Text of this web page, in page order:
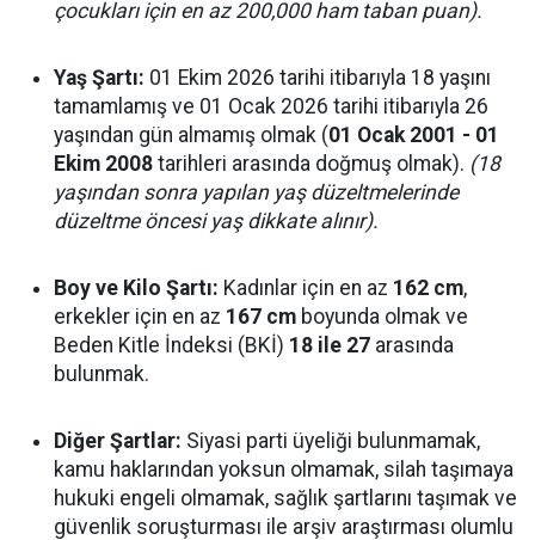
çocukları için en az 200,000 ham taban puan).
Yaş Şartı: 01 Ekim 2026 tarihi itibarıyla 18 yaşını
tamamlamış ve 01 Ocak 2026 tarihi itibarıyla 26
yaşından gün almamış olmak (01 Ocak 2001 - 01
Ekim 2008 tarihleri arasında doğmuş olmak). (18
yaşından sonra yapılan yaş düzeltmelerinde
düzeltme öncesi yaş dikkate alınır).
Boy ve Kilo Şartı: Kadınlar için en az 162 cm,
erkekler için en az 167 cm boyunda olmak ve
Beden Kitle İndeksi (BKİ) 18 ile 27 arasında
bulunmak.
Diğer Şartlar: Siyasi parti üyeliği bulunmamak,
kamu haklarından yoksun olmamak, silah taşımaya
hukuki engeli olmamak, sağlık şartlarını taşımak ve
güvenlik soruşturması ile arşiv araştırması olumlu